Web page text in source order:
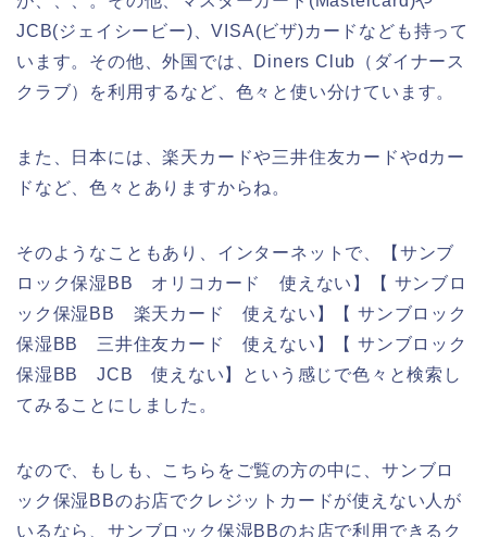
JCB(ジェイシービー)、VISA(ビザ)カードなども持って
います。その他、外国では、Diners Club（ダイナース
クラブ）を利用するなど、色々と使い分けています。
また、日本には、楽天カードや三井住友カードやdカー
ドなど、色々とありますからね。
そのようなこともあり、インターネットで、【サンブ
ロック保湿BB オリコカード 使えない】【 サンブロ
ック保湿BB 楽天カード 使えない】【 サンブロック
保湿BB 三井住友カード 使えない】【 サンブロック
保湿BB JCB 使えない】という感じで色々と検索し
てみることにしました。
なので、もしも、こちらをご覧の方の中に、サンブロ
ック保湿BBのお店でクレジットカードが使えない人が
いるなら、サンブロック保湿BBのお店で利用できるク